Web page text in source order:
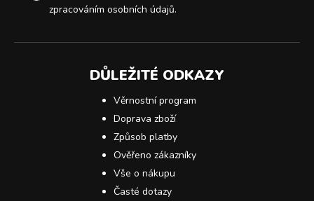
zpracováním osobních údajů.
DŮLEŽITÉ ODKAZY
Věrnostní program
Doprava zboží
Způsob platby
Ověřeno zákazníky
Vše o nákupu
Časté dotazy